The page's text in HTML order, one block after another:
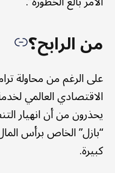
من الرابح؟
على الرغم من محاولة
الاقتصادي العالمي
يحذرون من أن انهيار
“بازل” الخاص برأس
كبيرة.